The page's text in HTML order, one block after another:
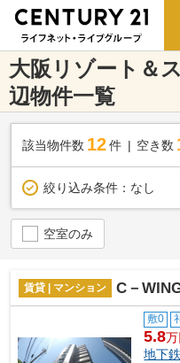
大阪リゾート＆
辺物件一覧
該当物件数 12件 空き数
絞り込み条件： なし
空室のみ
賃貸 | マンション C－
敷0
5.8
地下